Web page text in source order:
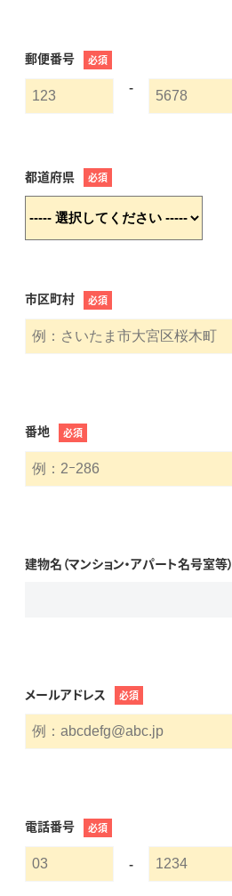
郵便番号 必須
-
都道府県 必須
市区町村 必須
番地 必須
建物名（マンション・アパート名号室等）
メールアドレス 必須
電話番号 必須
-